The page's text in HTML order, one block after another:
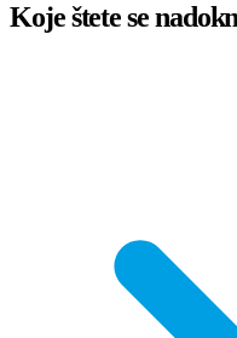
Koje štete se